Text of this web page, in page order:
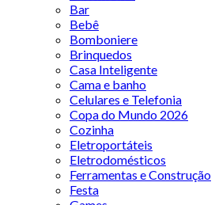
Bar
Bebê
Bomboniere
Brinquedos
Casa Inteligente
Cama e banho
Celulares e Telefonia
Copa do Mundo 2026
Cozinha
Eletroportáteis
Eletrodomésticos
Ferramentas e Construção
Festa